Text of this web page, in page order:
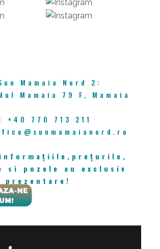
Mamaia Nord 2:
Mamaia 79 F, Mamaia
+40 770 713 211
si pozele au exclusiv
prezentare!